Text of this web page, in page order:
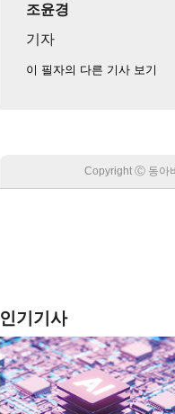
조윤경
기자
이 필자의 다른 기사 보기
Copyright Ⓒ 동아
인기기사